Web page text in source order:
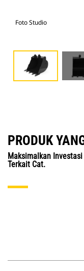
Foto Studio
PRODUK
Maksimalkan
Terkait Cat.